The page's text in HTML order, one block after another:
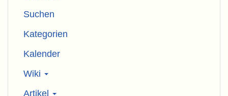
Suchen
Kategorien
Kalender
Wiki
Artikel